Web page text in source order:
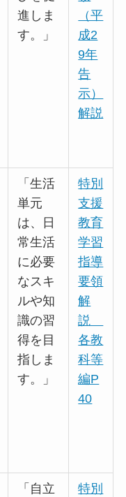
進しま
す。」
（平
成2
9年
告
示）
解説
「生活
単元
は、日
常生活
に必要
なスキ
ルや知
識の習
得を目
指しま
す。」
特別
支援
教育
学習
指導
要領
解
説
各教
科等
編P
40
「自立
特別